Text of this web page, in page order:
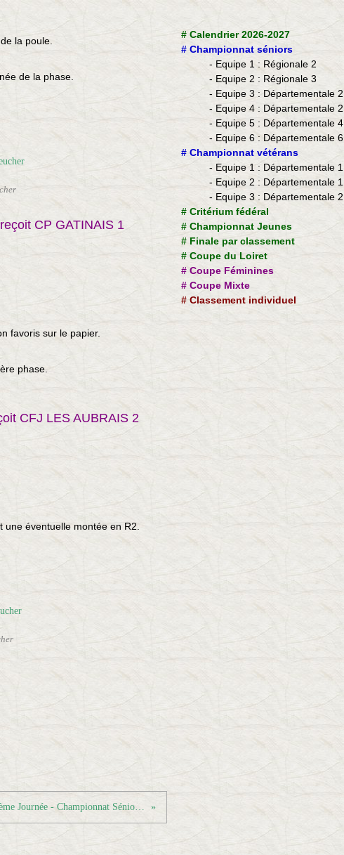
la poule.
de la phase.
reçoit CP GATINAIS 1
favoris sur le papier.
phase.
CFJ LES AUBRAIS 2
éventuelle montée en R2.
Résultats 7ème Journée - Championnat Séniors suite
# Calendrier 2026-2027
# Championnat séniors
- Equipe 1 : Régionale 2
- Equipe 2 : Régionale 3
- Equipe 3 : Départementale 2
- Equipe 4 : Départementale 2
- Equipe 5 : Départementale 4
- Equipe 6 : Départementale 6
​# Championnat vétérans
- ​Equipe 1 : Départementale 1
- Equipe 2 : Départementale 1
- Equipe 3 : Départementale 2
# Critérium fédéral
# Championnat Jeunes
# Finale par classement
# Coupe du Loiret
# Coupe Féminines
# Coupe Mixte
#Classement individuel